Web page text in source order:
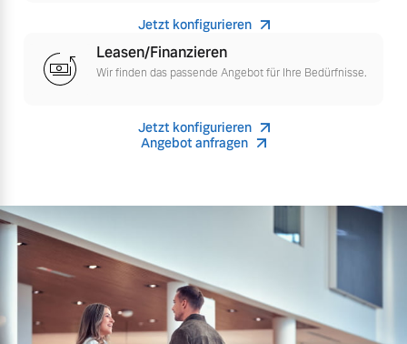
Jetzt konfigurieren
Leasen/Finanzieren
Wir finden das passende Angebot für Ihre Bedürfnisse.
Jetzt konfigurieren
Angebot anfragen